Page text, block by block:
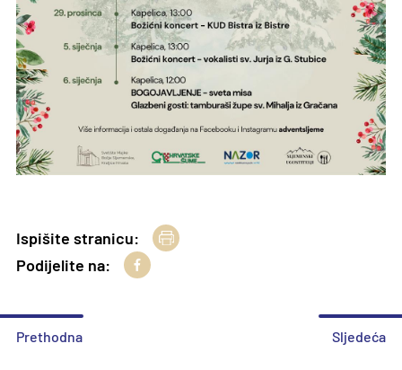
Ispišite stranicu:
Podijelite na:
Prethodna Sljedeća